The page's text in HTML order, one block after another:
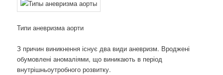
Типи аневризма аорти
З причин виникнення існує два види аневризм. Вроджені
обумовлені аномаліями, що виникають в період
внутрішньоутробного розвитку.